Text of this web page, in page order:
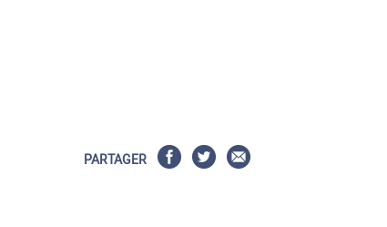
PARTAGER